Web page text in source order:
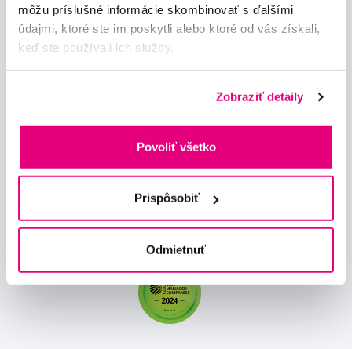
môžu príslušné informácie skombinovať s ďalšími
údajmi, ktoré ste im poskytli alebo ktoré od vás získali,
keď ste používali ich služby.
Zobraziť detaily
Povoliť všetko
Prispôsobiť
Odmietnuť
Odebírat
Chci dostávat informace o novinkách a akčních nabídkách